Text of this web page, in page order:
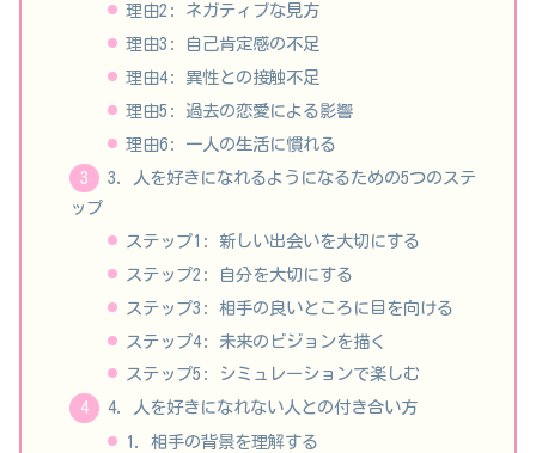
理由2: ネガティブな見方
理由3: 自己肯定感の不足
理由4: 異性との接触不足
理由5: 過去の恋愛による影響
理由6: 一人の生活に慣れる
3. 人を好きになれるようになるための5つのステ
ップ
ステップ1: 新しい出会いを大切にする
ステップ2: 自分を大切にする
ステップ3: 相手の良いところに目を向ける
ステップ4: 未来のビジョンを描く
ステップ5: シミュレーションで楽しむ
4. 人を好きになれない人との付き合い方
1. 相手の背景を理解する